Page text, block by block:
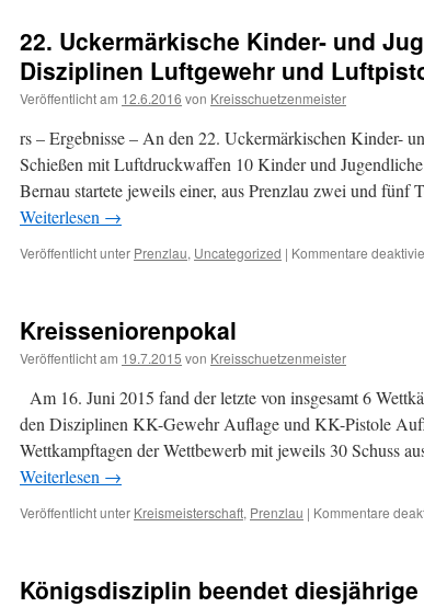
22. Uckermärkische Kinder- und
Disziplinen Luftgewehr und
Veröffentlicht am 12.6.2016 von Kreisschuetzenmeister
rs – Ergebnisse – An den 22. Uckermärkischen Kinder-
Schießen mit Luftdruckwaffen 10 Kinder und
Bernau startete jeweils einer, aus Prenzlau zwei und
Weiterlesen →
Veröffentlicht unter Prenzlau, Uncategorized | Kommentare
Kreisseniorenpokal
Veröffentlicht am 19.7.2015 von Kreisschuetzenmeister
Am 16. Juni 2015 fand der letzte von insgesamt 6
den Disziplinen KK-Gewehr Auflage und KK-Pistole
Wettkampftagen der Wettbewerb mit jeweils 30 Schuss
Weiterlesen →
Veröffentlicht unter Kreismeisterschaft, Prenzlau | Kommentare
Königsdisziplin beendet